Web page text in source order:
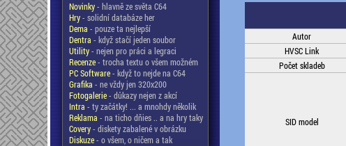
Novinky- hlavně ze světa C64
Hry- solidní databáze her
Dema - pouze ta nejlepší
Dentra - když stačí jeden soubor
Utility- nejen pro práci a legraci
Recenze- trocha textu o všem možném
PC Software- když to nejde na C64
Grafika - ne vždy jen 320x200
Fotogalerie- důkazy nejen z akcí
Intra - ty začátky! ... a mnohdy několik
Reklama - na ticho dňies .. a na hry taky
Covery- diskety zabalené v obrázku
Diskuze- o všem, o ničem a tak
Autor
HVSC Link
Počet skladeb
SID model